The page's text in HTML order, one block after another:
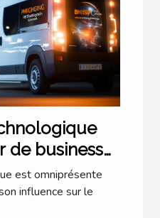
de business
est omniprésente
influence sur le